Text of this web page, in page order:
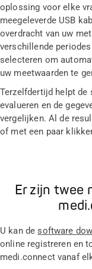
oplossing voor elke
meegeleverde USB
overdracht van uw
verschillende
selecteren om
uw meetwaarden te
Terzelfdertijd helpt de
evalueren en de
vergelijken. Al de
of met een paar
Er zijn twee
U kan desoftware
online registreren en
medi.connect vanaf